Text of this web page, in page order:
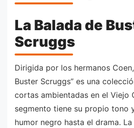
La Balada de
Scruggs
Dirigida por los hermanos
Buster Scruggs” es una
cortas ambientadas en el Viejo
segmento tiene su propio tono
humor negro hasta el drama.